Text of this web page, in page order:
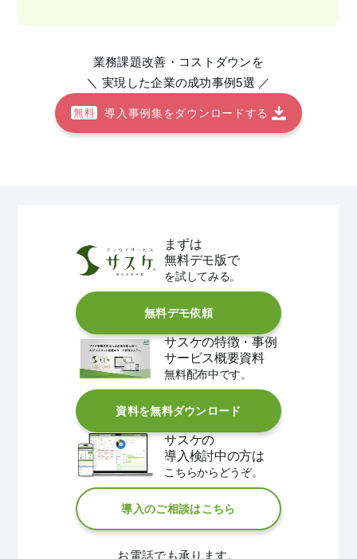
業務課題改善・コストダウンを
＼ 実現した企業の成功事例5選 ／
無料 導入事例集をダウンロードする
まずは
無料デモ版で
を試してみる。
無料デモ依頼
サスケの特徴・事例
サービス概要資料
無料配布中です。
資料を無料ダウンロード
サスケの
導入検討中の方は
こちらからどうぞ。
導入のご相談はこちら
お電話でも承ります。